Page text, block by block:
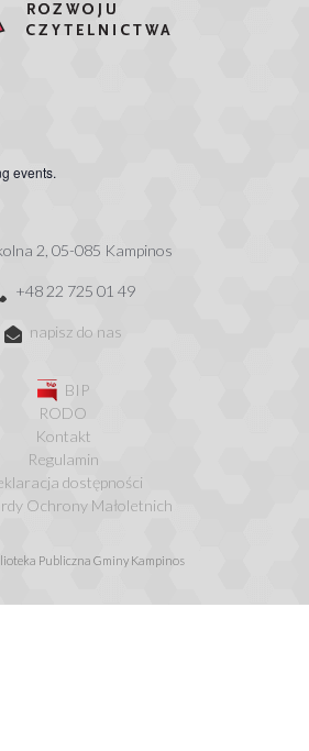
events.
2, 05-085 Kampinos
+48 22 725 01 49
napisz do nas
BIP
RODO
Kontakt
Regulamin
dostępności
Ochrony Małoletnich
Publiczna Gminy Kampinos